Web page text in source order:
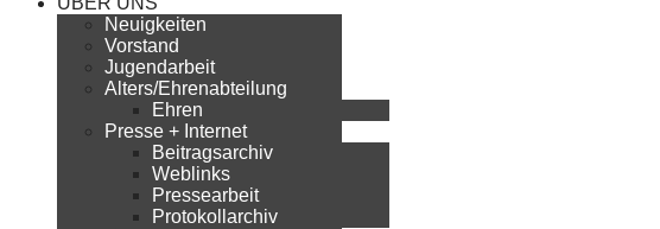
Neuigkeiten
Vorstand
Jugendarbeit
Alters/Ehrenabteilung
Ehren
Presse + Internet
Beitragsarchiv
Weblinks
Pressearbeit
Protokollarchiv